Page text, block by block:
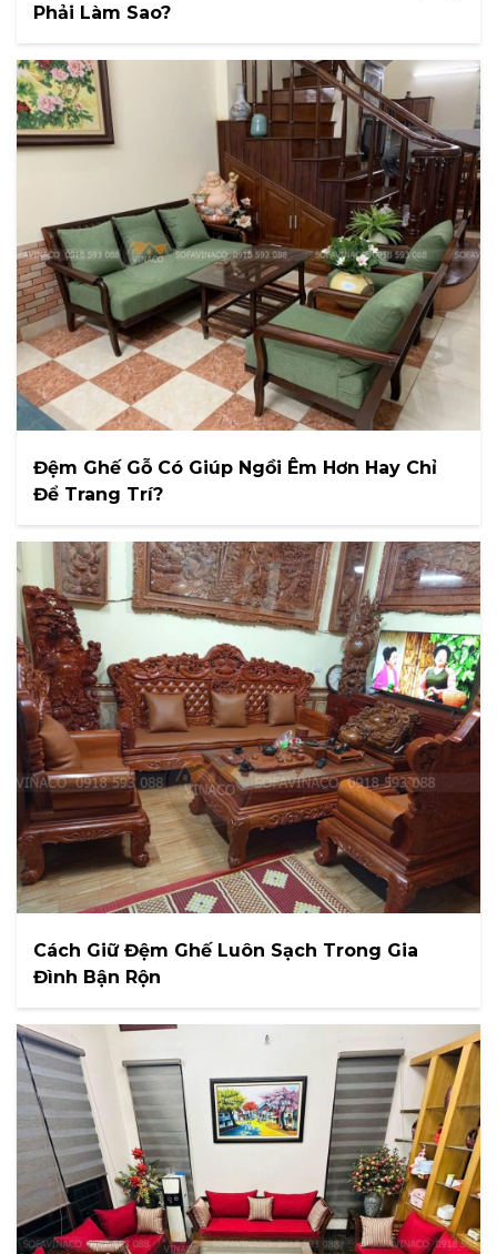
Phải Làm Sao?
Đệm Ghế Gỗ Có Giúp Ngồi Êm Hơn Hay Chỉ
Để Trang Trí?
Cách Giữ Đệm Ghế Luôn Sạch Trong Gia
Đình Bận Rộn